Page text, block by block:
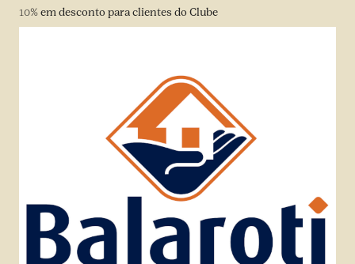
10%em desconto para clientes do Clube